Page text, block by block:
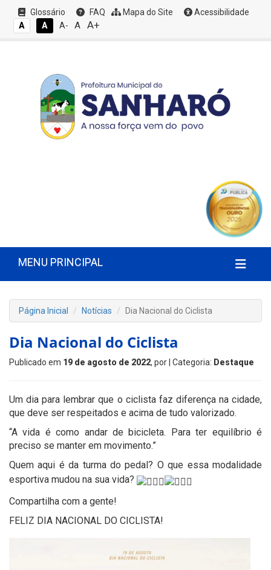
Glossário FAQ Mapa do Site
Acessibilidade
A
A A- A A+
MENU PRINCIPAL
Página Inicial Notícias Dia Nacional do Ciclista
Dia Nacional do Ciclista
Publicado em 19 de agosto de 2022, por | Categoria: Destaque
Um dia para lembrar que o ciclista faz diferença na cidade,
que deve ser respeitados e acima de tudo valorizado.
“A vida é como andar de bicicleta. Para ter equilíbrio é
preciso se manter em movimento.”
Quem aqui é da turma do pedal? O que essa modalidade
esportiva mudou na sua vida?
Compartilha com a gente!
FELIZ DIA NACIONAL DO CICLISTA!